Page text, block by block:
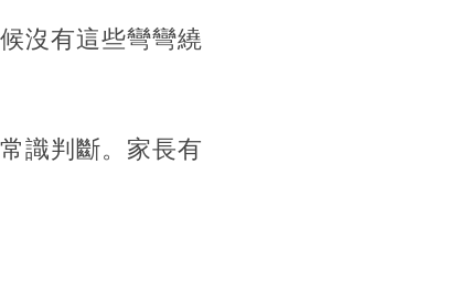
沒有這些彎彎繞
識判斷。家長有